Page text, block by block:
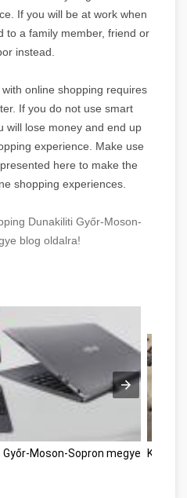
If you will be at work when
to a family member, friend or
instead.
online shopping requires
If you do not use smart
will lose money and end up
experience. Make use
here to make the
shopping experiences.
Dunakiliti Győr-Moson-
blog oldalra!
Moson-Sopron megye